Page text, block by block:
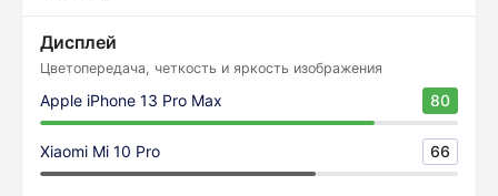
Дисплей
Цветопередача, четкость и яркость изображения
Apple iPhone 13 Pro Max 80
Xiaomi Mi 10 Pro 66